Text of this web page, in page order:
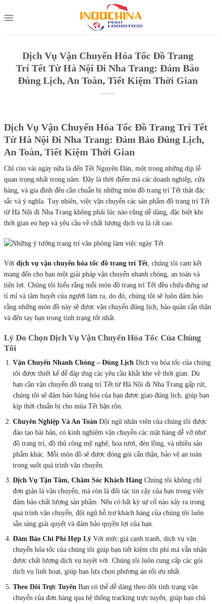
to
Dịch Vụ Vận Chuyển Hỏa Tốc Đồ Trang
Trí Tết Từ Hà Nội Đi Nha Trang: Đảm Bảo
Đúng Lịch, An Toàn, Tiết Kiệm Thời Gian
Dịch Vụ Vận Chuyển Hỏa Tốc Đồ Trang Trí Tết
Từ Hà Nội Đi Nha Trang: Đảm Bảo Đúng Lịch,
An Toàn, Tiết Kiệm Thời Gian
Chỉ còn vài ngày nữa là đến Tết Nguyên Đán, một trong những dịp lễ
quan trọng nhất trong năm. Đây là thời điểm mà các doanh nghiệp, cửa
hàng, và gia đình đều cần chuẩn bị những món đồ trang trí Tết thật đặc
sắc và ý nghĩa. Tuy nhiên, việc vận chuyển các sản phẩm đồ trang trí Tết
từ Hà Nội đi Nha Trang không phải lúc nào cũng dễ dàng, đặc biệt khi
thời gian eo hẹp và yêu cầu về chất lượng dịch vụ là rất cao.
Với dịch vụ vận chuyển hỏa tốc đồ trang trí Tết , chúng tôi cam kết
mang đến cho bạn một giải pháp vận chuyển nhanh chóng, an toàn và
tiện lợi. Chúng tôi hiểu rằng mỗi món đồ trang trí Tết đều chứa đựng sự
tỉ mỉ và tâm huyết của người làm ra, do đó, chúng tôi sẽ luôn đảm bảo
rằng những món đồ này sẽ được vận chuyển đúng lịch, bảo quản cẩn thận
và đến tay bạn trong tình trạng tốt nhất.
Lý Do Chọn Dịch Vụ Vận Chuyển Hỏa Tốc Của Chúng
Tôi
Vận Chuyển Nhanh Chóng – Đúng Lịch Dịch vụ hỏa tốc của chúng
tôi được thiết kế để đáp ứng các yêu cầu khắt khe về thời gian. Dù
bạn cần vận chuyển đồ trang trí Tết từ Hà Nội đi Nha Trang gấp rút,
chúng tôi sẽ đảm bảo hàng hóa của bạn được giao đúng lịch, giúp bạn
kịp thời chuẩn bị cho mùa Tết bận rộn.
Chuyên Nghiệp Và An Toàn Đội ngũ nhân viên của chúng tôi được
đào tạo bài bản, có kinh nghiệm vận chuyển các mặt hàng dễ vỡ như
đồ trang trí, đồ thủ công mỹ nghệ, hoa tươi, đèn lồng, và nhiều sản
phẩm khác. Mỗi món đồ sẽ được đóng gói cẩn thận, bảo vệ an toàn
trong suốt quá trình vận chuyển.
Dịch Vụ Tận Tâm, Chăm Sóc Khách Hàng Chúng tôi không chỉ
đơn giản là vận chuyển, mà còn là đối tác tin cậy của bạn trong việc
đảm bảo chất lượng sản phẩm. Nếu có bất kỳ sự cố nào xảy ra trong
quá trình vận chuyển, đội ngũ hỗ trợ khách hàng của chúng tôi luôn
sẵn sàng giải quyết và đảm bảo quyền lợi của bạn.
Đảm Bảo Chi Phí Hợp Lý Với mức giá cạnh tranh, dịch vụ vận
chuyển hỏa tốc của chúng tôi giúp bạn tiết kiệm chi phí mà vẫn nhận
được chất lượng dịch vụ tuyệt vời. Chúng tôi luôn cung cấp các gói
dịch vụ linh hoạt, giúp bạn lựa chọn phương án tối ưu nhất.
Theo Dõi Trực Tuyến Bạn có thể dễ dàng theo dõi tình trạng vận
chuyển của đơn hàng qua hệ thống tracking trực tuyến, giúp bạn chủ